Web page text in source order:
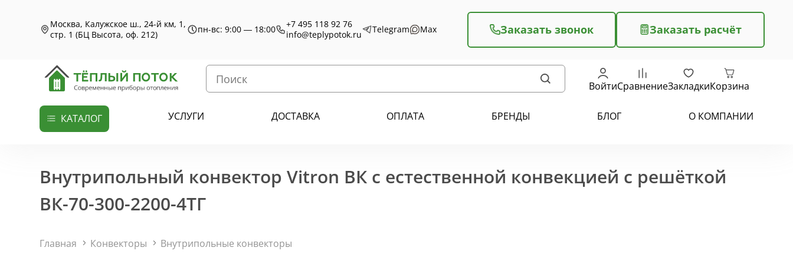
Москва, Калужское ш., 24-й км, 1,
стр. 1 (БЦ Высота, оф. 212)
пн-вс: 9:00 — 18:00
+7 495 118 92 76
info@teplypotok.ru
Telegram Max Заказать звонок Заказать расчёт
ВойтиСравнениеЗакладкиКорзина
КАТАЛОГ УСЛУГИ ДОСТАВКА ОПЛАТА БРЕНДЫ БЛОГ О КОМПАНИИ
Внутрипольный конвектор Vitron ВК с естественной конвекцией с решёткой
ВК-70-300-2200-4ТГ
Главная Конвекторы Внутрипольные конвекторы